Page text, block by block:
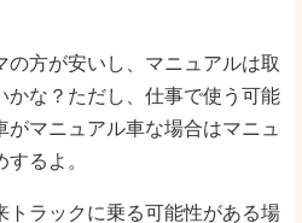
方が安いし、マニュアルは取
かな？ただし、仕事で使う可能
マニュアル車な場合はマニュ
るよ。
トラックに乗る可能性がある場